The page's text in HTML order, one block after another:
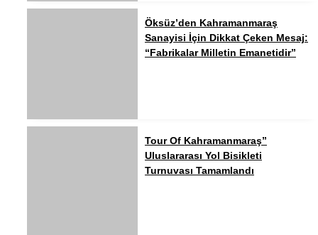
Öksüz’den Kahramanmaraş
Sanayisi İçin Dikkat Çeken Mesaj:
“Fabrikalar Milletin Emanetidir”
Tour Of Kahramanmaraş”
Uluslararası Yol Bisikleti
Turnuvası Tamamlandı